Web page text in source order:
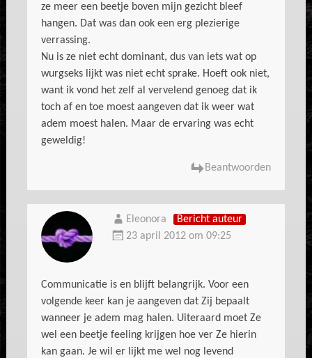
ze meer een beetje boven mijn gezicht bleef
hangen. Dat was dan ook een erg plezierige
verrassing.
Nu is ze niet echt dominant, dus van iets wat op
wurgseks lijkt was niet echt sprake. Hoeft ook niet,
want ik vond het zelf al vervelend genoeg dat ik
toch af en toe moest aangeven dat ik weer wat
adem moest halen. Maar de ervaring was echt
geweldig!
Beantwoorden
Eleonora
Bericht auteur
23 april 2012 om 09:25
Communicatie is en blijft belangrijk. Voor een
volgende keer kan je aangeven dat Zij bepaalt
wanneer je adem mag halen. Uiteraard moet Ze
wel een beetje feeling krijgen hoe ver Ze hierin
kan gaan. Je wil er lijkt me wel nog levend